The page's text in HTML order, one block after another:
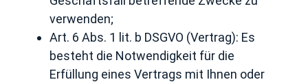
verwenden;
Art. 6 Abs. 1 lit. b DSGVO (Vertrag): Es
besteht die Notwendigkeit für die
Erfüllung eines Vertrags mit Ihnen oder